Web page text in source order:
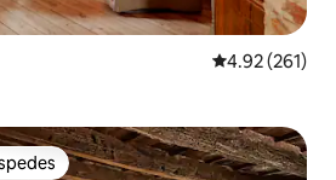
Calificación
4.92 (261)
preferido